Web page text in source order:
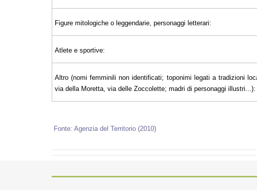
Figure mitologiche o leggendarie, personaggi letterari:
Atlete e sportive:
Altro (nomi femminili non identificati; toponimi legati a tradizioni
via della Moretta, via delle Zoccolette; madri di personaggi illustri...):
Fonte: Agenzia del Territorio (2010)